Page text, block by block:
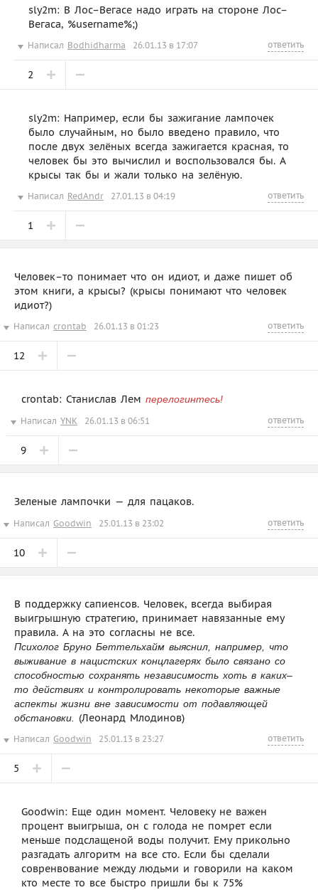
sly2m: В Лос–Вегасе надо играть на стороне Лос–
Вегаса, %username%;)
Написал Bodhidharma 26.01.13 в 17:07 ответить
2
sly2m: Например, если бы зажигание лампочек
было случайным, но было введено правило, что
после двух зелёных всегда зажигается красная, то
человек бы это вычислил и воспользовался бы. А
крысы так бы и жали только на зелёную.
Написал RedAndr 27.01.13 в 04:19 ответить
1
Человек–то понимает что он идиот, и даже пишет об
этом книги, а крысы? (крысы понимают что человек
идиот?)
Написал crontab 26.01.13 в 01:23 ответить
12
crontab: Станислав Лем перелогинтесь!
Написал YNK 26.01.13 в 06:51 ответить
9
Зеленые лампочки — для пацаков.
Написал Goodwin 25.01.13 в 23:02 ответить
10
В поддержку сапиенсов. Человек, всегда выбирая
выигрышную стратегию, принимает навязанные ему
правила. А на это согласны не все.
Психолог Бруно Беттельхайм выяснил, например, что
выживание в нацистских концлагерях было связано со
способностью сохранять независимость хоть в каких–
то действиях и контролировать некоторые важные
аспекты жизни вне зависимости от подавляющей
обстановки.
(Леонард Млодинов)
Написал Goodwin 25.01.13 в 23:27 ответить
5
Goodwin: Еще один момент. Человеку не важен
процент выигрыша, он с голода не помрет если
меньше подслащеной воды получит. Ему прикольно
разгадать алгоритм на все сто. Если бы сделали
совренвование между людьми и говорили на каком
кто месте то все быстро пришли бы к 75%